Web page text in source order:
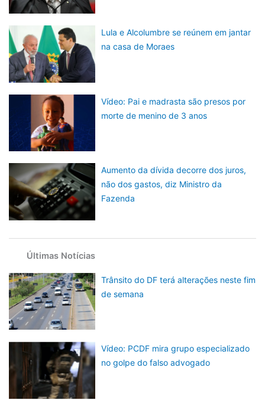
Lula e Alcolumbre se reúnem em jantar
na casa de Moraes
Vídeo: Pai e madrasta são presos por
morte de menino de 3 anos
Aumento da dívida decorre dos juros,
não dos gastos, diz Ministro da
Fazenda
Últimas Notícias
Trânsito do DF terá alterações neste fim
de semana
Vídeo: PCDF mira grupo especializado
no golpe do falso advogado